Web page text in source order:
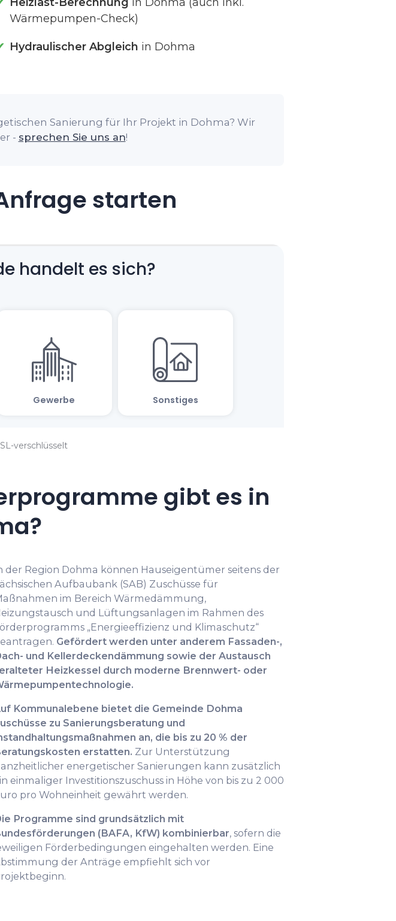
Wärmepumpen-Check)
Hydraulischer Abgleich in Dohma
Sanierung für Ihr Projekt in Dohma? Wir
- sprechen Sie uns an!
starten
verschlüsselt
gibt es in
der Region Dohma können Hauseigentümer seitens der
Aufbaubank (SAB) Zuschüsse für
im Bereich Wärmedämmung,
und Lüftungsanlagen im Rahmen des
„Energieeffizienz und Klimaschutz“
Gefördert werden unter anderem Fassaden-,
und Kellerdeckendämmung sowie der Austausch
Heizkessel durch moderne Brennwert- oder
Kommunalebene bietet die Gemeinde Dohma
zu Sanierungsberatung und
an, die bis zu 20 % der
erstatten. Zur Unterstützung
energetischer Sanierungen kann zusätzlich
einmaliger Investitionszuschuss in Höhe von bis zu 2 000
pro Wohneinheit gewährt werden.
Programme sind grundsätzlich mit
(BAFA, KfW) kombinierbar, sofern die
Förderbedingungen eingehalten werden. Eine
der Anträge empfiehlt sich vor